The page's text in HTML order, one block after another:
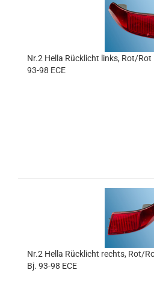
Nr.2 Hella Rücklicht links, Rot/Rot
93-98 ECE
Nr.2 Hella Rücklicht rechts, Rot/
Bj. 93-98 ECE